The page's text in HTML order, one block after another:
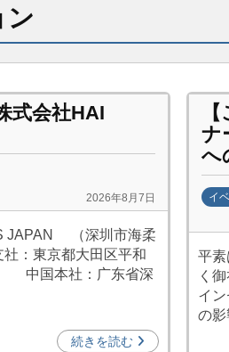
ン
式会社HAI
2026年8月7日
JAPAN （深圳市海柔
：東京都大田区平和
国本社：广东省深
続きを読む
ナ
へ
イ
日
中
投
平
く
イ
の